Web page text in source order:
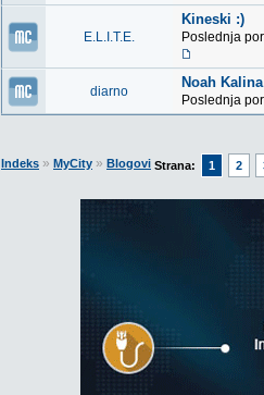
E.L.I.T.E.
Kineski :)
Poslednja
diarno
Noah Kalina
Poslednja
Strana: 1 2
Indeks » MyCity » Blogovi